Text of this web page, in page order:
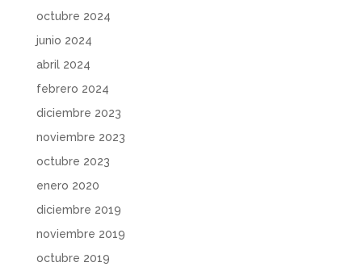
octubre 2024
junio 2024
abril 2024
febrero 2024
diciembre 2023
noviembre 2023
octubre 2023
enero 2020
diciembre 2019
noviembre 2019
octubre 2019